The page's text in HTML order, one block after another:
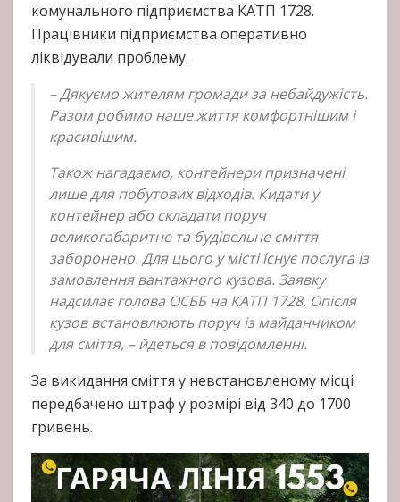
комунального підприємства КАТП 1728.
Працівники підприємства оперативно
ліквідували проблему.
– Дякуємо жителям громади за небайдужість.
Разом робимо наше життя комфортнішим і
красивішим.
Також нагадаємо, контейнери призначені
лише для побутових відходів. Кидати у
контейнер або складати поруч
великогабаритне та будівельне сміття
заборонено. Для цього у місті існує послуга із
замовлення вантажного кузова. Заявку
надсилає голова ОСББ на КАТП 1728. Опісля
кузов встановлюють поруч із майданчиком
для сміття, – йдеться в повідомленні.
За викидання сміття у невстановленому місці
передбачено штраф у розмірі від 340 до 1700
гривень.